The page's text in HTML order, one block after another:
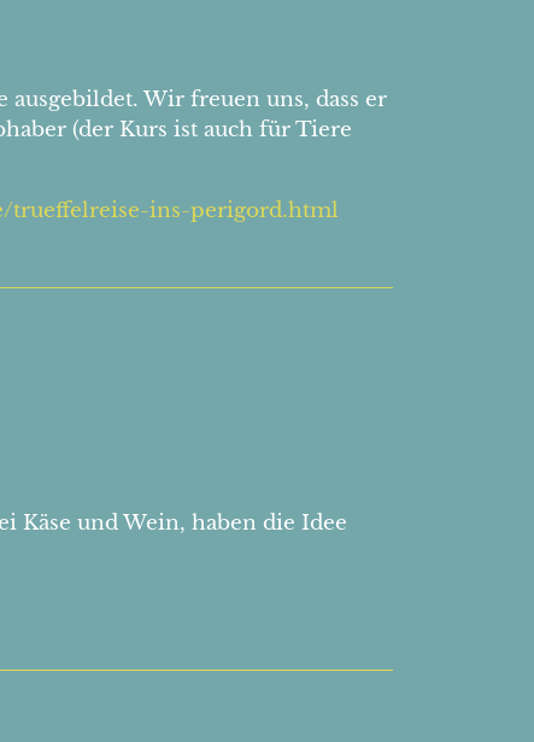
Wir freuen uns, dass er
(der Kurs ist auch für Tiere
trueffelreise-ins-perigord.html
Käse und Wein, haben die Idee